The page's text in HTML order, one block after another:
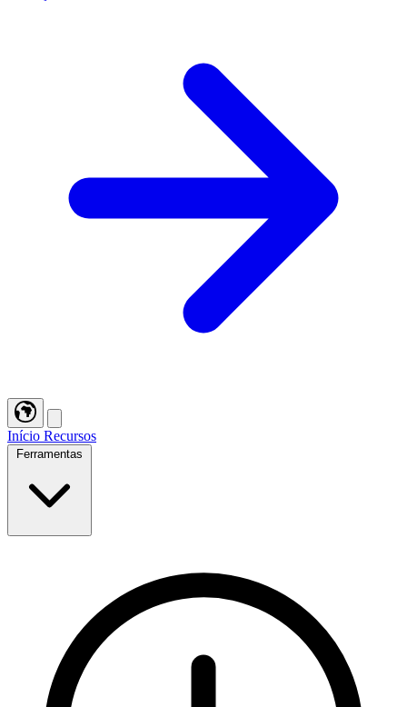
Início Recursos